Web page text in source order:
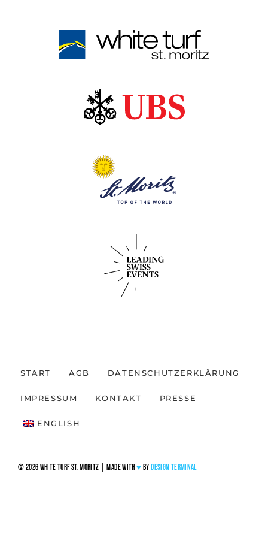
START AGB DATENSCHUTZERKLÄRUNG
IMPRESSUM KONTAKT PRESSE
ENGLISH
© 2026 White Turf St. Moritz | Made with♥ by Design Terminal